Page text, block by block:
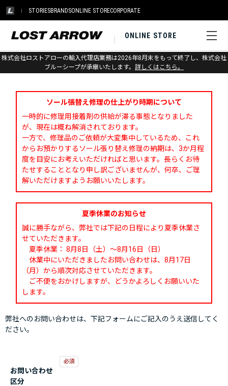
STORIESBRANDSONLINE STORECORPORATE
ONLINE STORE
株式会社ロストアローの輸入代理店業務は2026年8月末をもって終了し、株式会社
ブルーシープが承継いたします。 詳しくはこちら。
お問い合わせ
ソール張替え修理の仕上がり時期について
一時的に修理用接着剤の供給が滞る事態となりました
が、現在は概ね解消されております。
一方で、修理品のご依頼が大変集中しているため、これ
からお預かりするソール張り替え修理の納期は、3か月程
度を目安にお考えいただければと思います。長らくお待
たせすることとなり申し訳ございませんが、何卒、ご理
解いただけますようお願いいたします。
夏季休業のお知らせ
誠に勝手ながら、弊社では下記の日程により夏季休業さ
せていただきます。
夏季休業： 8月8日（土）～8月16日（日）
休業中にいただきましたお問い合わせは、8月17日
（月）から順次対応させていただきます。
ご不便をおかけしますが、どうかよろしくお願いいた
します。
弊社へのお問い合わせは、下記フォームにご記入のうえ送信してく
ださい。
お問い合わせ
区分